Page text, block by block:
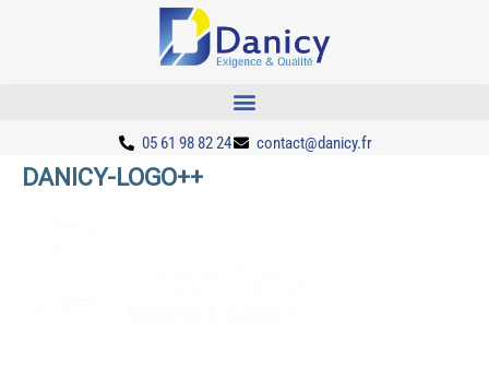
05 61 98 82 24 contact@danicy.fr
DANICY-LOGO++